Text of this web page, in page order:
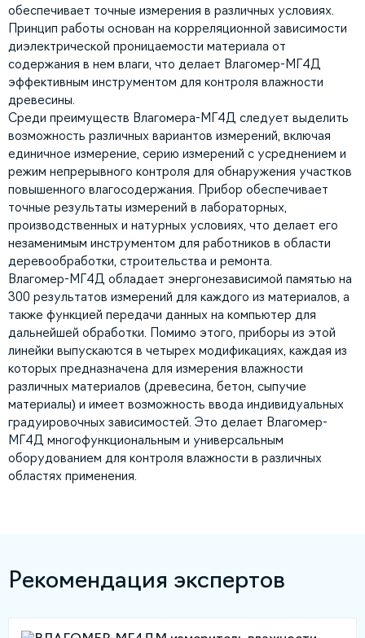
обеспечивает точные измерения в различных условиях.
Принцип работы основан на корреляционной зависимости
диэлектрической проницаемости материала от
содержания в нем влаги, что делает Влагомер-МГ4Д
эффективным инструментом для контроля влажности
древесины.
Среди преимуществ Влагомера-МГ4Д следует выделить
возможность различных вариантов измерений, включая
единичное измерение, серию измерений с усреднением и
режим непрерывного контроля для обнаружения участков
повышенного влагосодержания. Прибор обеспечивает
точные результаты измерений в лабораторных,
производственных и натурных условиях, что делает его
незаменимым инструментом для работников в области
деревообработки, строительства и ремонта.
Влагомер-МГ4Д обладает энергонезависимой памятью на
300 результатов измерений для каждого из материалов, а
также функцией передачи данных на компьютер для
дальнейшей обработки. Помимо этого, приборы из этой
линейки выпускаются в четырех модификациях, каждая из
которых предназначена для измерения влажности
различных материалов (древесина, бетон, сыпучие
материалы) и имеет возможность ввода индивидуальных
градуировочных зависимостей. Это делает Влагомер-
МГ4Д многофункциональным и универсальным
оборудованием для контроля влажности в различных
областях применения.
Рекомендация экспертов